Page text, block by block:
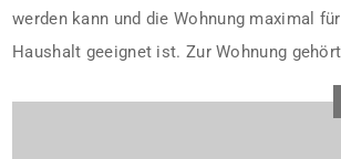
werden kann und die Wohnung maximal
Haushalt geeignet ist. Zur Wohnung